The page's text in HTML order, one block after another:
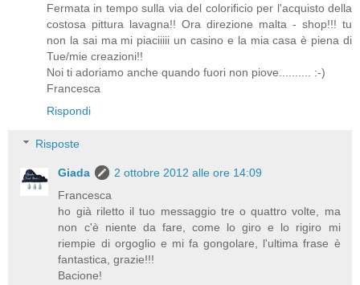
Fermata in tempo sulla via del colorificio per l'acquisto della
costosa pittura lavagna!! Ora direzione malta - shop!!! tu
non la sai ma mi piaciiiii un casino e la mia casa è piena di
Tue/mie creazioni!!
Noi ti adoriamo anche quando fuori non piove.......... :-)
Francesca
Rispondi
Risposte
Giada
2 ottobre 2012 alle ore 14:09
Francesca
ho già riletto il tuo messaggio tre o quattro volte, ma
non c'è niente da fare, come lo giro e lo rigiro mi
riempie di orgoglio e mi fa gongolare, l'ultima frase è
fantastica, grazie!!!
Bacione!